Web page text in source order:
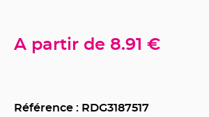
A partir de 8.91 €
Référence : RDG3187517